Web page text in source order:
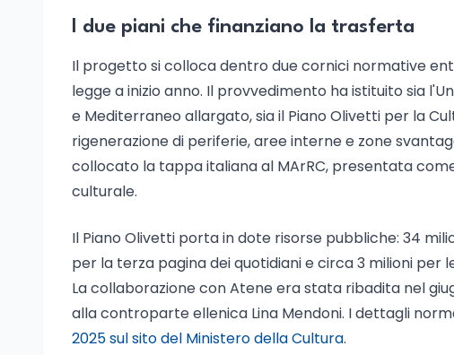
I due piani che finanziano la trasferta
Il progetto si colloca dentro due cornici normative
legge a inizio anno. Il provvedimento ha istituito sia
e Mediterraneo allargato, sia il Piano Olivetti per la
rigenerazione di periferie, aree interne e zone
collocato la tappa italiana al MArRC, presentata
culturale.
Il Piano Olivetti porta in dote risorse pubbliche: 34
per la terza pagina dei quotidiani e circa 3 milioni per
La collaborazione con Atene era stata ribadita nel
alla controparte ellenica Lina Mendoni. I dettagli
2025 sul sito del Ministero della Cultura.